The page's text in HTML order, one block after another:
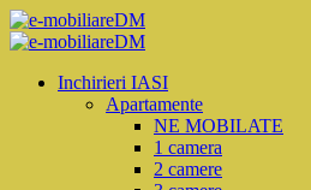
Inchirieri IASI
Apartamente
NE MOBILATE
1 camera
2 camere